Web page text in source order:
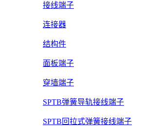
接线端子
连接器
结构件
面板端子
穿墙端子
SPTB弹簧导轨接线端子
SPTB回拉式弹簧接线端子